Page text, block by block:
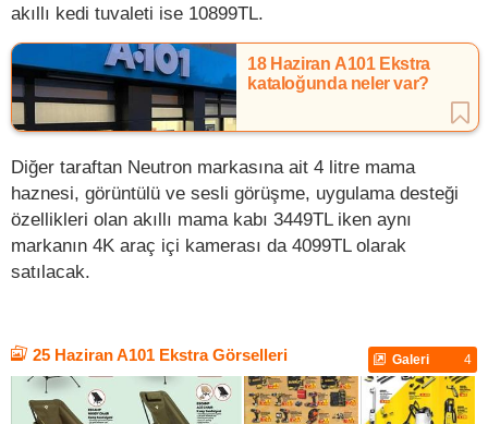
akıllı kedi tuvaleti ise 10899TL.
18 Haziran A101 Ekstra
kataloğunda neler var?
Diğer taraftan Neutron markasına ait 4 litre mama
haznesi, görüntülü ve sesli görüşme, uygulama desteği
özellikleri olan akıllı mama kabı 3449TL iken aynı
markanın 4K araç içi kamerası da 4099TL olarak
satılacak.
25 Haziran A101 Ekstra Görselleri Galeri 4